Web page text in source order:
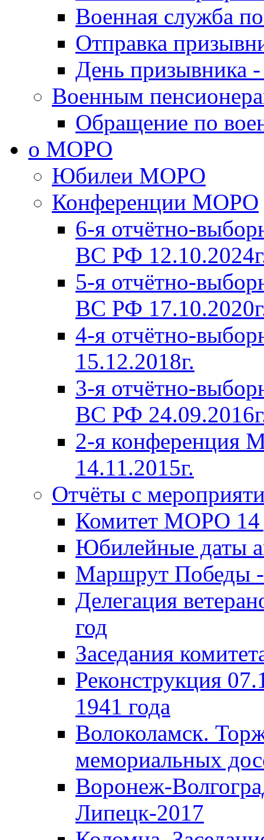
Военная служба
Отправка
День призывника
Военным
Обращение по
о МОРО
Юбилеи МОРО
Конференции МОРО
6-я отчётно-
ВС РФ
5-я отчётно-
ВС РФ
4-я отчётно-
15.12.2018г.
3-я отчётно-
ВС РФ
2-я
14.11.2015г.
Отчёты с
Комитет МОРО 14
Юбилейные даты
Маршрут Победы
Делегация
год
Заседания
Реконструкция
1941 года
Волоколамск.
мемориальных
Воронеж-
Липецк-2017